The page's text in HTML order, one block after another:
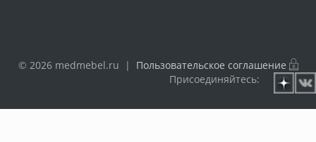
© 2026 medmebel.ru | Пользовательское соглашение
Присоединяйтесь: